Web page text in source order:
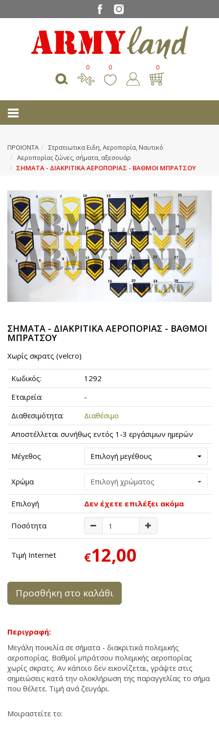
0 0 0
ΠΡΟΙΟΝΤΑ
Στρατιωτικα Ειδη, Αεροπορία, Ναυτικό
Αεροπορίας ζώνες, σήματα, αξεσουάρ
ΣΗΜΑΤΑ - ΔΙΑΚΡΙΤΙΚΑ ΑΕΡΟΠΟΡΙΑΣ - ΒΑΘΜΟΙ ΜΠΡΑΤΣΟΥ
ΣΗΜΑΤΑ - ΔΙΑΚΡΙΤΙΚΑ ΑΕΡΟΠΟΡΙΑΣ - ΒΑΘΜΟΙ
ΜΠΡΑΤΣΟΥ
Χωρίς σκρατς (velcro)
Κωδικός:
1292
Εταιρεία:
-
Διαθεσιμότητα:
Διαθέσιμο
Αποστέλλεται συνήθως εντός 1-3 εργάσιμων ημερών
Μέγεθος Επιλογή μεγέθους
Χρώμα Επιλογή χρώματος
Επιλογή Δεν έχετε επιλέξει ακόμα
Ποσότητα
Τιμή Internet €12,00
Προσθήκη στο καλάθι
Περιγραφή:
Μεγάλη ποικιλία σε σήματα - διακριτικά πολεμικής
αεροπορίας. Βαθμοί μπράτσου πολεμικής αεροπορίας
χωρίς σκρατς. Αν κάποιο δεν εικονίζεται, γράψτε στις
σημειώσεις κατά την ολοκλήρωση της παραγγελίας το σήμα
που θέλετε. Τιμή ανά ζευγάρι.
Μοιραστείτε το: